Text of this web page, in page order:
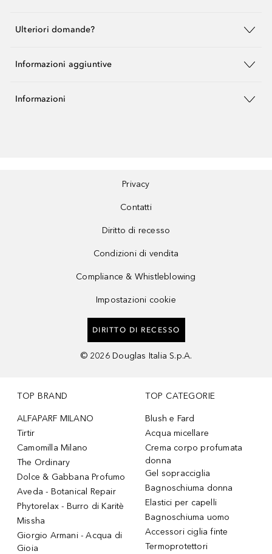
Ulteriori domande?
Informazioni aggiuntive
Informazioni
Privacy
Contatti
Diritto di recesso
Condizioni di vendita
Compliance & Whistleblowing
Impostazioni cookie
DIRITTO DI RECESSO
© 2026 Douglas Italia S.p.A.
TOP BRAND
ALFAPARF MILANO
Tirtir
Camomilla Milano
The Ordinary
Dolce & Gabbana Profumo
Aveda - Botanical Repair
Phytorelax - Burro di Karitè
Missha
Giorgio Armani - Acqua di
Gioia
TOP CATEGORIE
Blush e Fard
Acqua micellare
Crema corpo profumata
donna
Gel sopracciglia
Bagnoschiuma donna
Elastici per capelli
Bagnoschiuma uomo
Accessori ciglia finte
Termoprotettori